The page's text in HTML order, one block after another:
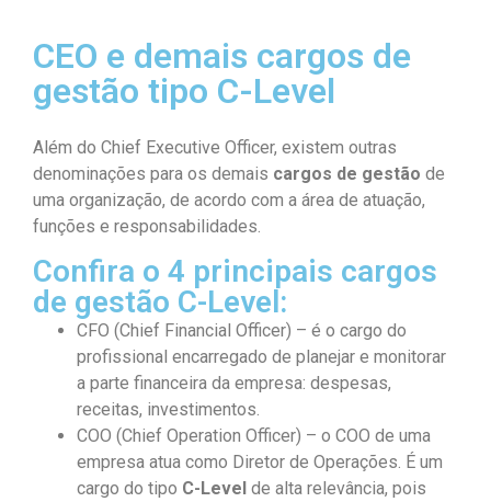
CEO e demais cargos de
gestão tipo C-Level
Além do Chief Executive Officer, existem outras
denominações para os demais cargos de gestão de
uma organização, de acordo com a área de atuação,
funções e responsabilidades.
Confira o 4 principais cargos
de gestão C-Level:
CFO (Chief Financial Officer) – é o cargo do
profissional encarregado de planejar e monitorar
a parte financeira da empresa: despesas,
receitas, investimentos.
COO (Chief Operation Officer) – o COO de uma
empresa atua como Diretor de Operações. É um
cargo do tipo C-Level de alta relevância, pois